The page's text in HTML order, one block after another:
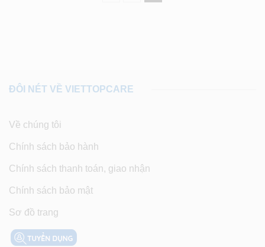
ĐÔI NÉT VỀ VIETTOPCARE
Về chúng tôi
Chính sách bảo hành
Chính sách thanh toán, giao nhận
Chính sách bảo mật
Sơ đồ trang